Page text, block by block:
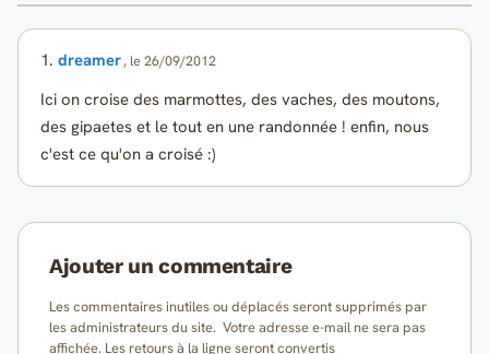
1. dreamer, le 26/09/2012
Ici on croise des marmottes, des vaches, des moutons,
des gipaetes et le tout en une randonnée ! enfin, nous
c'est ce qu'on a croisé :)
Ajouter un commentaire
Les commentaires inutiles ou déplacés seront supprimés par
les administrateurs du site. Votre adresse e-mail ne sera pas
affichée. Les retours à la ligne seront convertis